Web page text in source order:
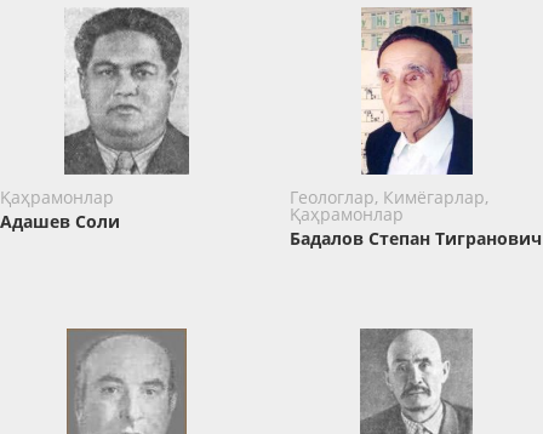
Қаҳрамонлар
Адашев Соли
Геологлар, Кимёгарлар,
Қаҳрамонлар
Бадалов Степан Тигранович